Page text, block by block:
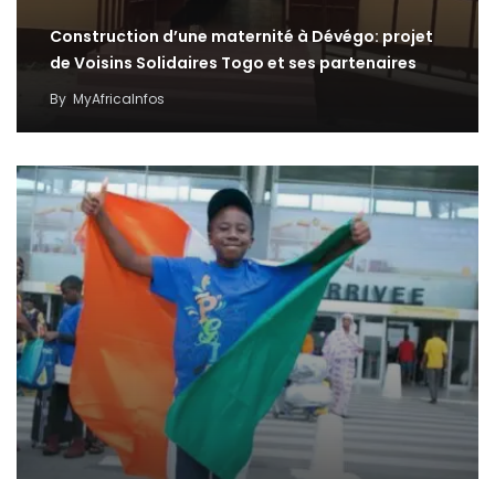
Construction d’une maternité à Dévégo: projet
de Voisins Solidaires Togo et ses partenaires
By MyAfricaInfos